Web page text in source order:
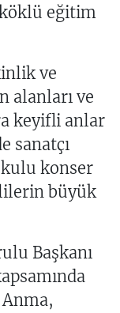
köklü eğitim
ve
alanları ve
keyifli anlar
sanatçı
konser
büyük
Başkanı